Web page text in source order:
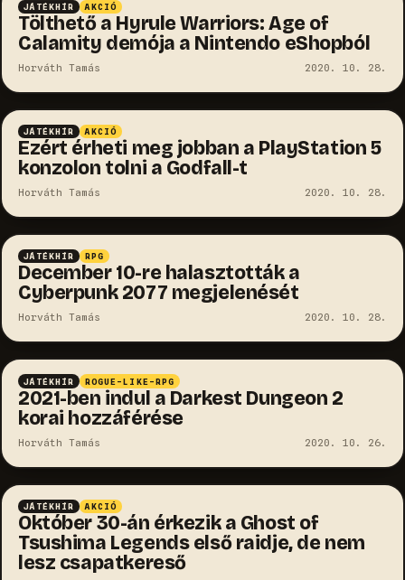
JÁTÉKHÍR AKCIÓ
Tölthető a Hyrule Warriors: Age of
Calamity demója a Nintendo eShopból
Horváth Tamás 2020. 10. 28.
JÁTÉKHÍR AKCIÓ
Ezért érheti meg jobban a PlayStation 5
konzolon tolni a Godfall-t
Horváth Tamás 2020. 10. 28.
JÁTÉKHÍR RPG
December 10-re halasztották a
Cyberpunk 2077 megjelenését
Horváth Tamás 2020. 10. 28.
JÁTÉKHÍR ROGUE-LIKE-RPG
2021-ben indul a Darkest Dungeon 2
korai hozzáférése
Horváth Tamás 2020. 10. 26.
JÁTÉKHÍR AKCIÓ
Október 30-án érkezik a Ghost of
Tsushima Legends első raidje, de nem
lesz csapatkereső